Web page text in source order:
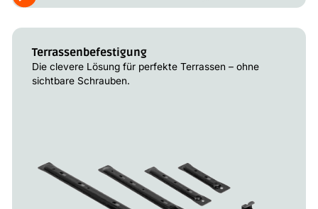
Terrassenbefestigung
Die clevere Lösung für perfekte Terrassen – ohne
sichtbare Schrauben.